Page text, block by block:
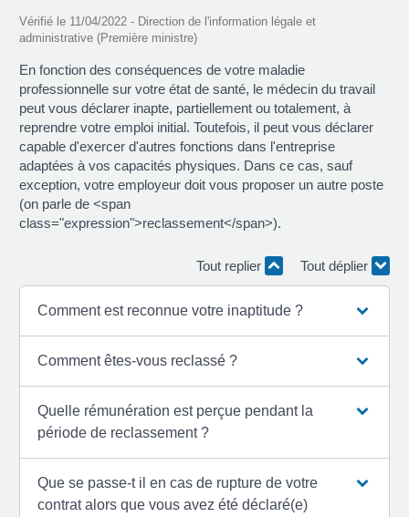
Vérifié le 11/04/2022 - Direction de l'information légale et
administrative (Première ministre)
En fonction des conséquences de votre maladie
professionnelle sur votre état de santé, le médecin du travail
peut vous déclarer inapte, partiellement ou totalement, à
reprendre votre emploi initial. Toutefois, il peut vous déclarer
capable d'exercer d'autres fonctions dans l'entreprise
adaptées à vos capacités physiques. Dans ce cas, sauf
exception, votre employeur doit vous proposer un autre poste
(on parle de <span
class="expression">reclassement</span>).
Tout replier Tout déplier
Comment est reconnue votre inaptitude ?
Comment êtes-vous reclassé ?
Quelle rémunération est perçue pendant la
période de reclassement ?
Que se passe-t il en cas de rupture de votre
contrat alors que vous avez été déclaré(e)